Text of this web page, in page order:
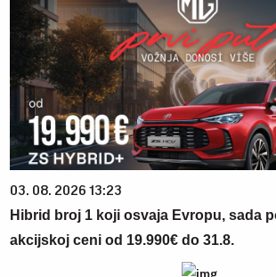
03. 08. 2026 13:23
Hibrid broj 1 koji osvaja Evropu, sada
akcijskoj ceni od 19.990€ do 31.8.